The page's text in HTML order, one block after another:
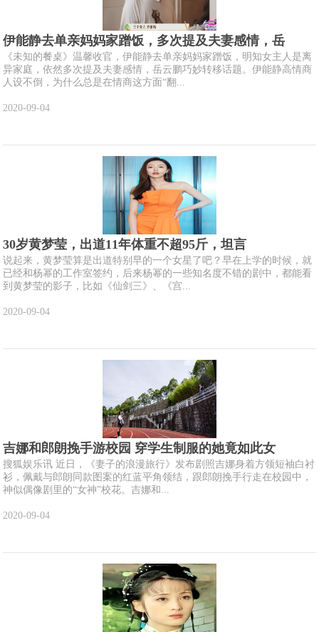
伊能静去单亲妈妈家蹭饭，多次提及夫妻感情，岳
《未知的餐桌》温馨收官，伊能静去单亲妈妈家蹭饭，明知女主人是离
异家庭，依然多次提及夫妻感情，岳云鹏巧妙转移话题。伊能静高情商
人设不倒，为什么总是在情商这方面“翻...
2020-09-04
30岁黄梦莹，出道11年体重不超95斤，坦言
说起来，黄梦莹算是出道特别早的一个女星了吧？早在上学的时候，就
已经和杨幂的工作室签约，后来杨幂的一些知名度不错的剧中，都能看
到黄梦莹的影子，比如《仙剑三》、《宫...
2020-09-04
吉娜和郎朗挽手游校园 穿学生制服的她竟如此女
搜狐娱乐讯 近日，《妻子的浪漫旅行》发布剧照吉娜身着方领短袖白衬
衫，佩戴与郎朗同款图案的红蓝平角领结，跟郎朗挽手行走在校园中，
神似偶像剧里的“女神”校花。吉娜和...
2020-09-04